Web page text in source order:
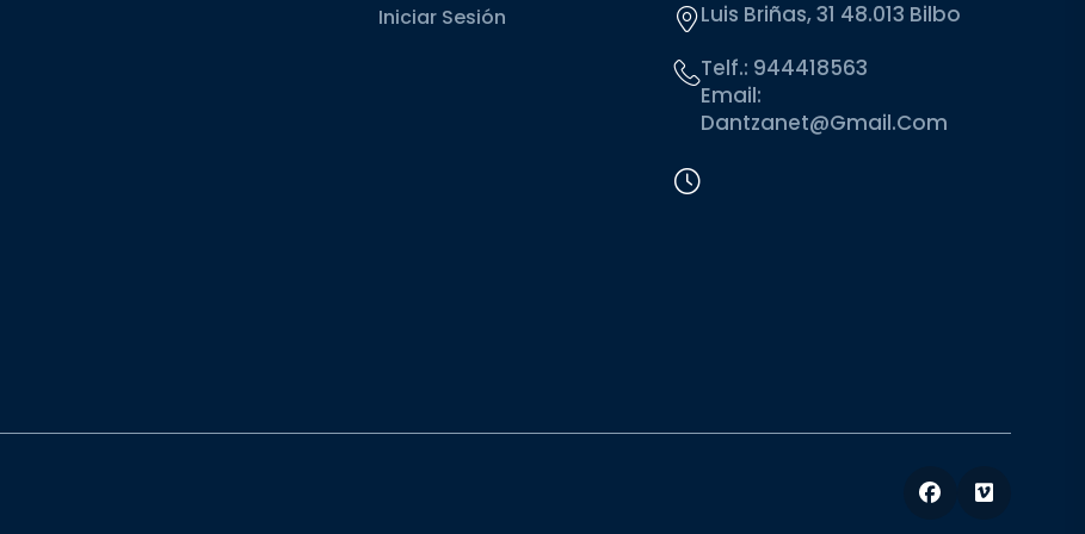
Iniciar Sesión
Luis Briñas, 31 48.013 Bilbo
Telf.: 944418563
Email:
Dantzanet@gmail.com
Facebook
Vimeo